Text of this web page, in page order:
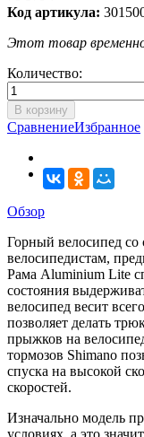
Код артикула:
Этот товар временно
Количество:
В корзину
СравнениеИзбранное
Обзор
Горный велосипед
велосипедистам,
Рама Aluminium Lite
состояния
велосипед весит
позволяет делать
прыжков на
тормозов Shimano
спуска на высокой
скоростей.
Изначально модель
условиях, а это